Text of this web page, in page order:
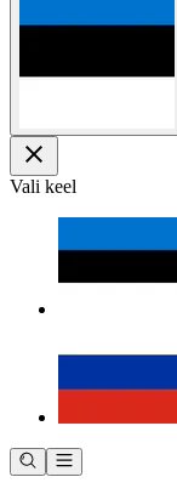
Vali keel